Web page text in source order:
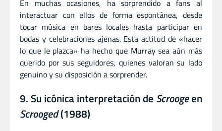
En muchas ocasiones, ha sorprendido a fans al
interactuar con ellos de forma espontánea, desde
tocar música en bares locales hasta participar en
bodas y celebraciones ajenas. Esta actitud de «hacer
lo que le plazca» ha hecho que Murray sea aún más
querido por sus seguidores, quienes valoran su lado
genuino y su disposición a sorprender.
9. Su icónica interpretación de Scroogeen
Scrooged(1988)